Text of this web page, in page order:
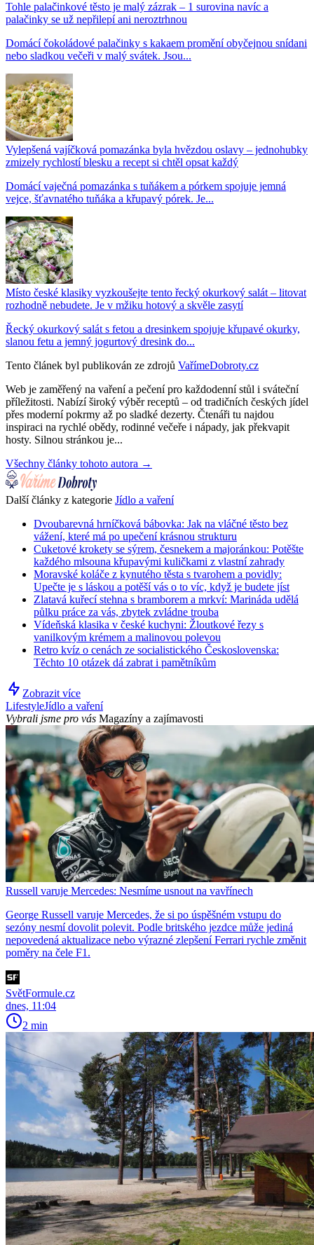
Tohle palačinkové těsto je malý zázrak – 1 surovina navíc a
palačinky se už nepřilepí ani neroztrhnou
Domácí čokoládové palačinky s kakaem promění obyčejnou snídani
nebo sladkou večeři v malý svátek. Jsou...
Vylepšená vajíčková pomazánka byla hvězdou oslavy – jednohubky
zmizely rychlostí blesku a recept si chtěl opsat každý
Domácí vaječná pomazánka s tuňákem a pórkem spojuje jemná
vejce, šťavnatého tuňáka a křupavý pórek. Je...
Místo české klasiky vyzkoušejte tento řecký okurkový salát – litovat
rozhodně nebudete. Je v mžiku hotový a skvěle zasytí
Řecký okurkový salát s fetou a dresinkem spojuje křupavé okurky,
slanou fetu a jemný jogurtový dresink do...
Tento článek byl publikován ze zdrojů VařímeDobroty.cz
Web je zaměřený na vaření a pečení pro každodenní stůl i sváteční
příležitosti. Nabízí široký výběr receptů – od tradičních českých jídel
přes moderní pokrmy až po sladké dezerty. Čtenáři tu najdou
inspiraci na rychlé obědy, rodinné večeře i nápady, jak překvapit
hosty. Silnou stránkou je...
Všechny články tohoto autora →
Další články z kategorie Jídlo a vaření
Dvoubarevná hrníčková bábovka: Jak na vláčné těsto bez
vážení, které má po upečení krásnou strukturu
Cuketové krokety se sýrem, česnekem a majoránkou: Potěšte
každého mlsouna křupavými kuličkami z vlastní zahrady
Moravské koláče z kynutého těsta s tvarohem a povidly:
Upečte je s láskou a potěší vás o to víc, když je budete jíst
Zlatavá kuřecí stehna s bramborem a mrkví: Marináda udělá
půlku práce za vás, zbytek zvládne trouba
Vídeňská klasika v české kuchyni: Žloutkové řezy s
vanilkovým krémem a malinovou polevou
Retro kvíz o cenách ze socialistického Československa:
Těchto 10 otázek dá zabrat i pamětníkům
Zobrazit více
LifestyleJídlo a vaření
Vybrali jsme pro vás Magazíny a zajímavosti
Russell varuje Mercedes: Nesmíme usnout na vavřínech
George Russell varuje Mercedes, že si po úspěšném vstupu do
sezóny nesmí dovolit polevit. Podle britského jezdce může jediná
nepovedená aktualizace nebo výrazné zlepšení Ferrari rychle změnit
poměry na čele F1.
SvětFormule.cz
dnes, 11:04
2 min